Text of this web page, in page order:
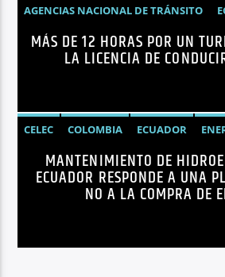
AGENCIAS NACIONAL DE TRÁNSITO
LICENCIAS
NOTICIAS
MÁS DE 12 HORAS POR UN
LA LICENCIA DE
CELEC COLOMBIA ECUADOR
HIDROELÉCTRICAS
NOTICIAS
MANTENIMIENTO DE
ECUADOR RESPONDE A UNA
NO A LA COMPRA DE